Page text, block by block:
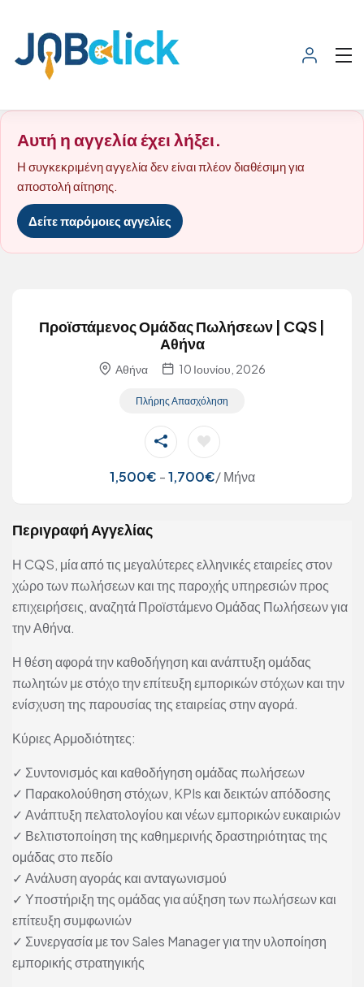
Αυτή η αγγελία έχει λήξει.
Η συγκεκριμένη αγγελία δεν είναι πλέον διαθέσιμη για
αποστολή αίτησης.
Δείτε παρόμοιες αγγελίες
Προϊστάμενος Ομάδας Πωλήσεων | CQS |
Αθήνα
Αθήνα 10 Ιουνίου, 2026
Πλήρης Απασχόληση
1,500€ -1,700€/ Μήνα
Περιγραφή Αγγελίας
Η CQS, μία από τις μεγαλύτερες ελληνικές εταιρείες στον
χώρο των πωλήσεων και της παροχής υπηρεσιών προς
επιχειρήσεις, αναζητά Προϊστάμενο Ομάδας Πωλήσεων για
την Αθήνα.
Η θέση αφορά την καθοδήγηση και ανάπτυξη ομάδας
πωλητών με στόχο την επίτευξη εμπορικών στόχων και την
ενίσχυση της παρουσίας της εταιρείας στην αγορά.
Κύριες Αρμοδιότητες:
✓ Συντονισμός και καθοδήγηση ομάδας πωλήσεων
✓ Παρακολούθηση στόχων, KPIs και δεικτών απόδοσης
✓ Ανάπτυξη πελατολογίου και νέων εμπορικών ευκαιριών
✓ Βελτιστοποίηση της καθημερινής δραστηριότητας της
ομάδας στο πεδίο
✓ Ανάλυση αγοράς και ανταγωνισμού
✓ Υποστήριξη της ομάδας για αύξηση των πωλήσεων και
επίτευξη συμφωνιών
✓ Συνεργασία με τον Sales Manager για την υλοποίηση
εμπορικής στρατηγικής